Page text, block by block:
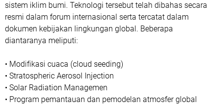
sistem iklim bumi. Teknologi tersebut telah dibahas secara
resmi dalam forum internasional serta tercatat dalam
dokumen kebijakan lingkungan global. Beberapa
diantaranya meliputi:
• Modifikasi cuaca (cloud seeding)
• Stratospheric Aerosol Injection
• Solar Radiation Managemen
• Program pemantauan dan pemodelan atmosfer global